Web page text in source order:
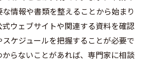
情報や書類を整えることから始まり
式ウェブサイトや関連する資料を確認
スケジュールを把握することが必要で
からないことがあれば、専門家に相談